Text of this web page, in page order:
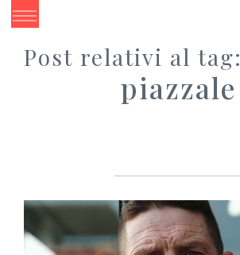
Post relativi al tag:
piazzale